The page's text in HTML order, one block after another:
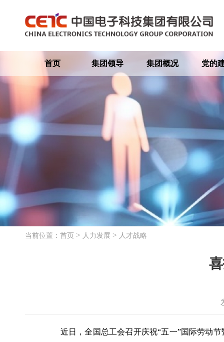
首页 集团领导 集团概况 党的
当前位置： 首页 > 人力发展 > 人才战略
近日，全国总工会召开庆祝“五一”国际劳动节